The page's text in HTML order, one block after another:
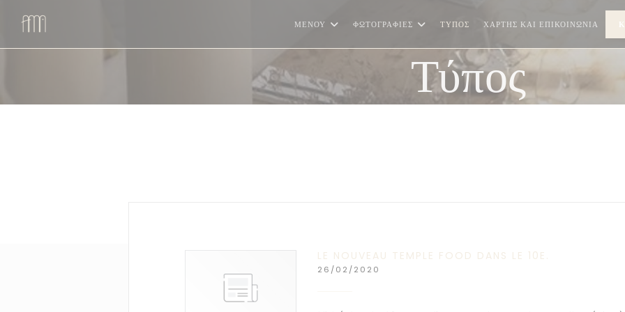
ΜΕΝΟΎ ΦΩΤΟΓΡΑΦΊΕΣ ΤΎΠΟΣ ΧΆΡΤΗΣ ΚΑΙ ΕΠΙΚΟΙΝΩΝΊΑ
Τύπος
LE NOUVEAU TEMPLE FOOD DANS LE 10E.
26/02/2020